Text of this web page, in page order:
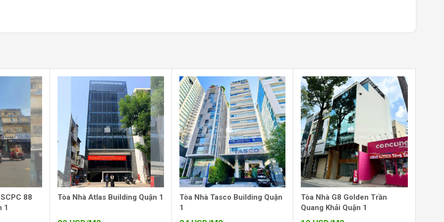
Thắng, phường Bến Nghé, quận 1 – một
phố. Đây được xem là “tọa độ vàng” giúp
hát Thành phố và ga Metro Ba Son.
hầm Thủ Thiêm, cầu Ba Son, đại lộ Hàm
bay quốc tế Tân Sơn Nhất và thành phố
88
1
Tòa Nhà Atlas Building Quận 1
Tòa Nhà Tasco Building Quận
1
Tòa Nhà G8 Golden Trần
Quang Khải Quận 1